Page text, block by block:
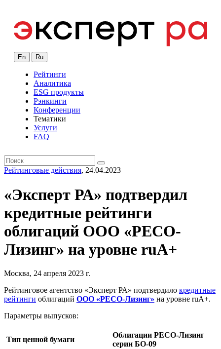
En Ru
Рейтинги
Аналитика
ESG продукты
Рэнкинги
Конференции
Тематики
Услуги
FAQ
Рейтинговые действия, 24.04.2023
«Эксперт РА» подтвердил
кредитные рейтинги
облигаций ООО «РЕСО-
Лизинг» на уровне ruA+
Москва, 24 апреля 2023 г.
Рейтинговое агентство «Эксперт РА» подтвердило кредитные
рейтинги облигаций ООО «РЕСО-Лизинг» на уровне ruA+.
Параметры выпусков:
Тип ценной бумаги
Облигации РЕСО-Лизинг
серии БО-09